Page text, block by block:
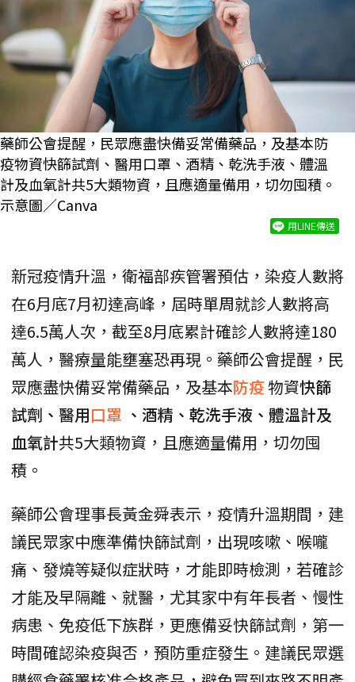
藥師公會提醒，民眾應盡快備妥常備藥品，及基本防
疫物資快篩試劑、醫用口罩、酒精、乾洗手液、體溫
計及血氧計共5大類物資，且應適量備用，切勿囤積。
示意圖／Canva
用LINE傳送
新冠疫情升溫，衛福部疾管署預估，染疫人數將
在6月底7月初達高峰，屆時單周就診人數將高
達6.5萬人次，截至8月底累計確診人數將達180
萬人，醫療量能壅塞恐再現。藥師公會提醒，民
眾應盡快備妥常備藥品，及基本防疫物資快篩
試劑、醫用口罩 、酒精、乾洗手液、體溫計及
血氧計共5大類物資，且應適量備用，切勿囤
積。
藥師公會理事長黃金舜表示，疫情升溫期間，建
議民眾家中應準備快篩試劑，出現咳嗽、喉嚨
痛、發燒等疑似症狀時，才能即時檢測，若確診
才能及早隔離、就醫，尤其家中有年長者、慢性
病患、免疫低下族群，更應備妥快篩試劑，第一
時間確認染疫與否，預防重症發生。建議民眾選